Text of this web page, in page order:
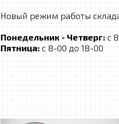
Новый режим работы
Понедельник - Четверг:с
Пятница:с 8-00 до 18-00